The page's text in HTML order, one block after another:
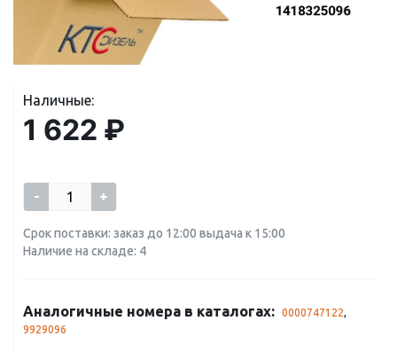
Наличные:
1 622 ₽
- +
Срок поставки: заказ до 12:00 выдача к 15:00
Наличие на складе: 4
Аналогичные номера в каталогах: 0000747122,
9929096